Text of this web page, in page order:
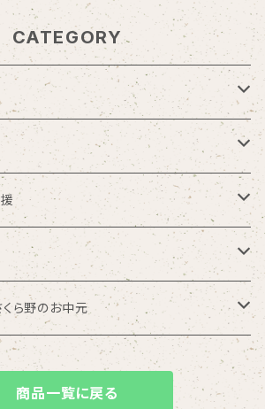
CATEGORY
ら野のお中元
商品一覧に戻る